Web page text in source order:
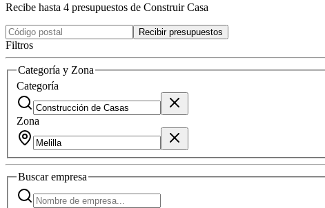
Recibe hasta 4 presupuestos de Construir Casa
Recibir presupuestos
Filtros
Categoría y Zona
Categoría
Zona
Buscarempresa